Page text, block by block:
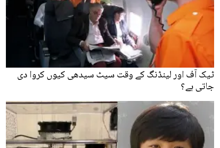
ٹیک آف اور لینڈنگ کے وقت سیٹ سیدھی کیوں کروا دی
جاتی ہے؟